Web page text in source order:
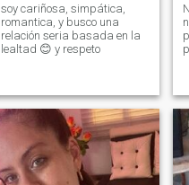
soy cariñosa, simpática,
romantica, y busco una
relación seria basada en la
lealtad 😊 y respeto